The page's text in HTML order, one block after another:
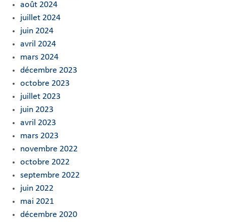
août 2024
juillet 2024
juin 2024
avril 2024
mars 2024
décembre 2023
octobre 2023
juillet 2023
juin 2023
avril 2023
mars 2023
novembre 2022
octobre 2022
septembre 2022
juin 2022
mai 2021
décembre 2020